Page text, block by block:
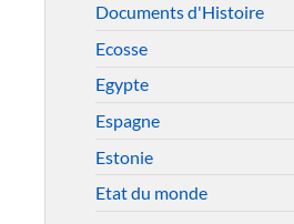
Documents d'Histoire
Ecosse
Egypte
Espagne
Estonie
Etat du monde